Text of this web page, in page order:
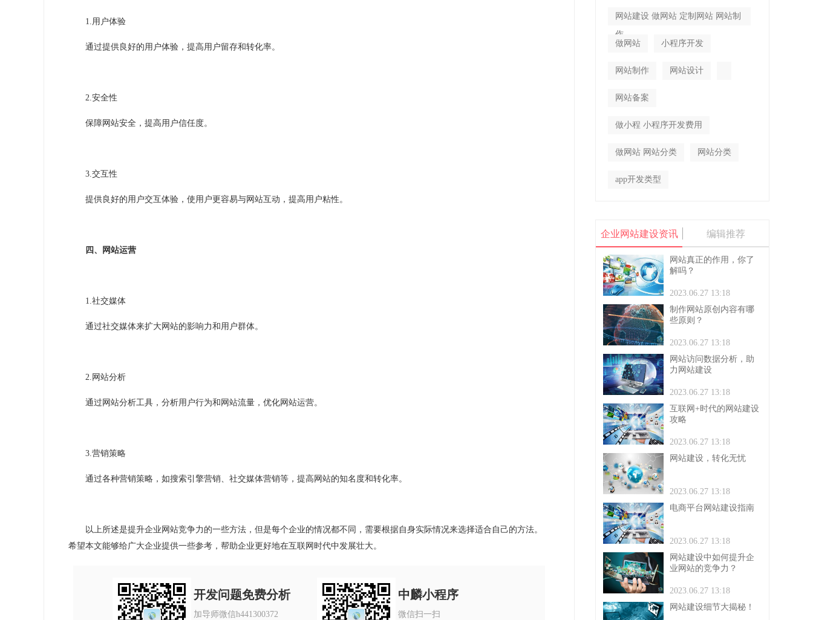
1.用户体验
通过提供良好的用户体验，提高用户留存和转化率。
2.安全性
保障网站安全，提高用户信任度。
3.交互性
提供良好的用户交互体验，使用户更容易与网站互动，提高用户粘性。
四、网站运营
1.社交媒体
通过社交媒体来扩大网站的影响力和用户群体。
2. 网站分析
通过网站分析工具，分析用户行为和网站流量，优化网站运营。
3.营销策略
通过各种营销策略，如搜索引擎营销、社交媒体营销等，提高网站的知名度和转化率。
以上所述是提升企业网站竞争力的一些方法，但是每个企业的情况都不同，需要根据自身实际情况来选择适合自己的方法。
希望本文能够给广大企业提供一些参考，帮助企业更好地在互联网时代中发展壮大。
开发问题免费分析
加导师微信h441300372
中麟小程序
微信扫一扫
网站建设 做网站 定制网站 网站制
作
做网站
小程序开发
网站制作 网站设计
网站备案
做小程 小程序开发费用
做网站 网站分类 网站分类
app开发类型
企业网站建设资讯 编辑推荐
网站真正的作用，你了
解吗？
2023.06.27 13:18
制作网站原创内容有哪
些原则？
2023.06.27 13:18
网站访问数据分析，助
力网站建设
2023.06.27 13:18
互联网+时代的网站建设
攻略
2023.06.27 13:18
网站建设，转化无忧
2023.06.27 13:18
电商平台网站建设指南
2023.06.27 13:18
网站建设中如何提升企
业网站的竞争力？
2023.06.27 13:18
网站建设细节大揭秘！